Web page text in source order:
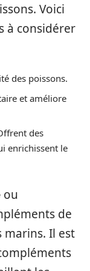
Voici
à considérer
des poissons.
et améliore
des
enrichissent le
ou
de
marins. Il est